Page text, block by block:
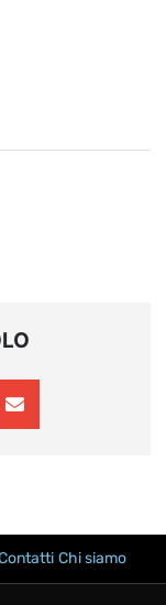
Chi siamo